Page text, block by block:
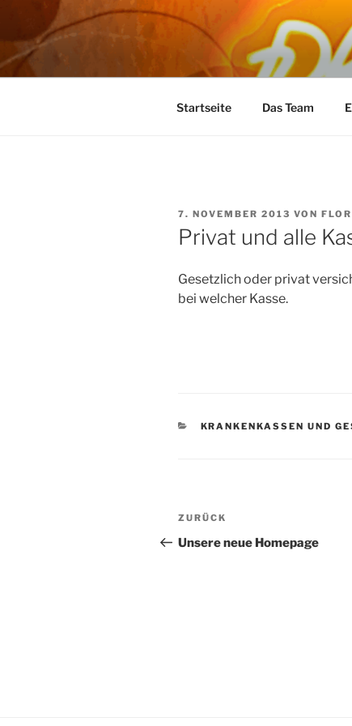
springen
ERGO-
Ihre Praxis für
Startseite Das Team
VERÖFFENTLICHT
AM
7. NOVEMBER 2013 VON
Privat und alle
Gesetzlich oder privat
bei welcher Kasse.
KATEGORIEN
KRANKENKASSEN UND
Beitragsnavigation
Vorheriger
Beitrag
ZURÜCK
Unsere neue Homepage